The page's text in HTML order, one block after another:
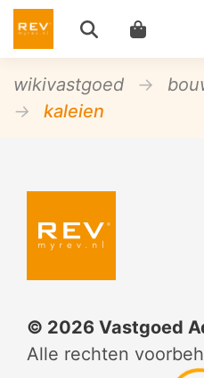
wikivastgoed
kaleien
© 2026 Vastgoed
Alle rechten